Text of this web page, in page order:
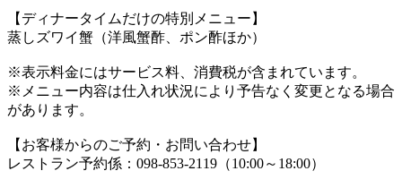
【ディナータイムだけの特別メニュー】
蒸しズワイ蟹（洋風蟹酢、ポン酢ほか）
※表示料金にはサービス料、消費税が含まれています。
※メニュー内容は仕入れ状況により予告なく変更となる場合
があります。
【お客様からのご予約・お問い合わせ】
レストラン予約係：098-853-2119（10:00～18:00）